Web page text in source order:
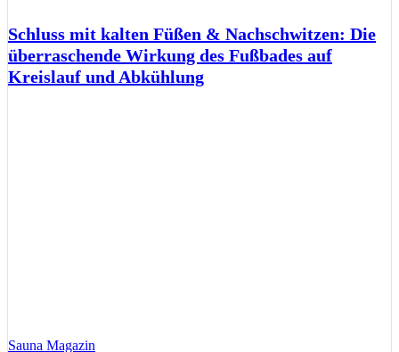
Schluss mit kalten Füßen & Nachschwitzen: Die
überraschende Wirkung des Fußbades auf
Kreislauf und Abkühlung
Sauna Magazin